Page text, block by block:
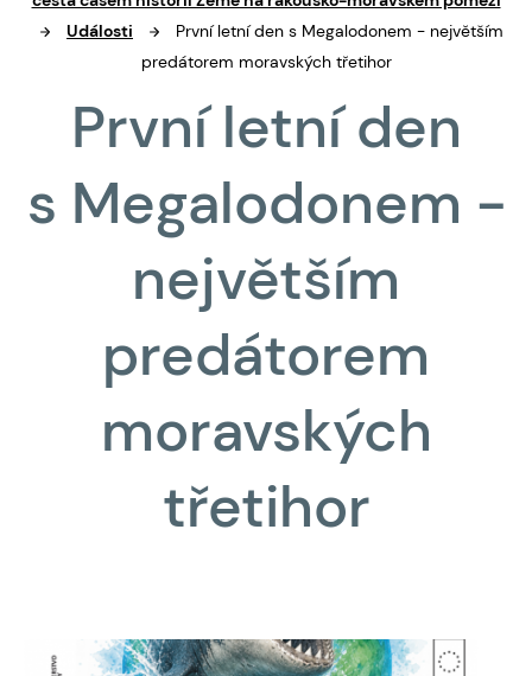
Události
První letní den s Megalodonem - největším
predátorem moravských třetihor
První letní den
s Megalodonem -
největším
predátorem
moravských
třetihor